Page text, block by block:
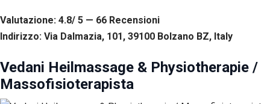
Valutazione: 4.8/ 5 — 66 Recensioni
Indirizzo: Via Dalmazia, 101, 39100 Bolzano BZ, Italy
Vedani Heilmassage & Physiotherapie /
Massofisioterapista